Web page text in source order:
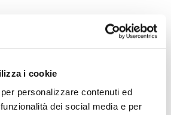
i cookie
personalizzare contenuti ed
dei social media e per
“Stare bene oggi per stare meglio
dal benessere
incontro in collaborazione con LILT
Bergamo all’interno della formazione